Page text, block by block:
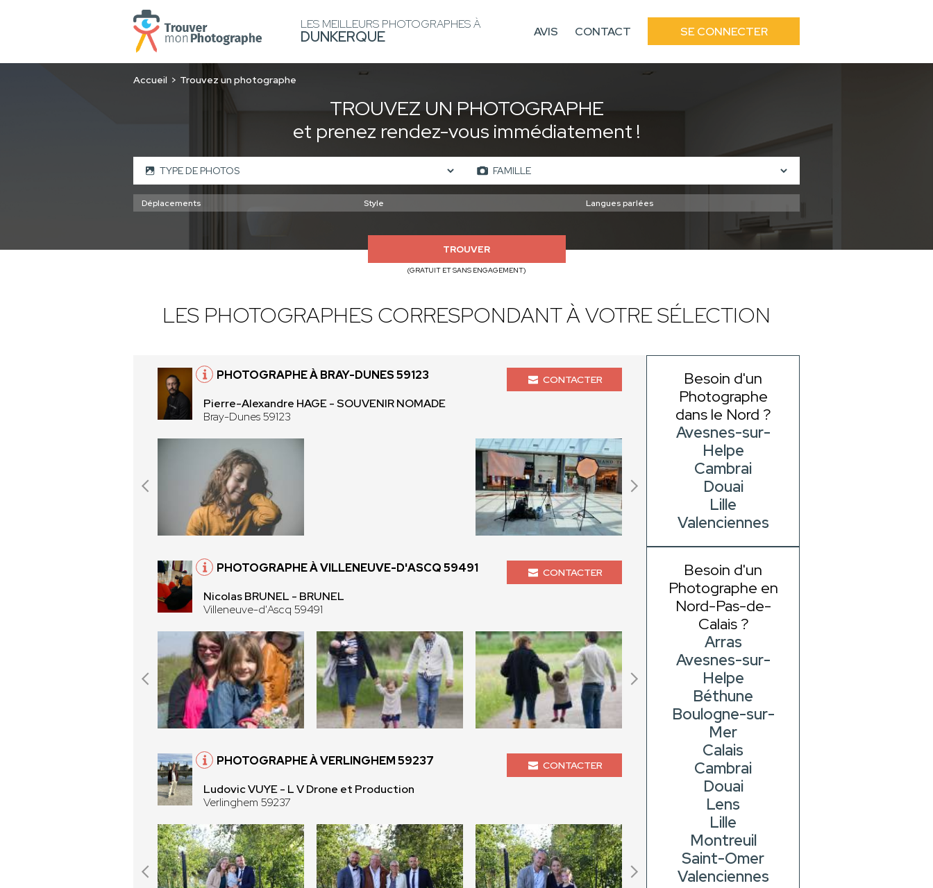
LES MEILLEURS PHOTOGRAPHES À
DUNKERQUE AVIS CONTACT SE CONNECTER
Accueil Trouvez un photographe
TROUVEZ UN PHOTOGRAPHE
et prenez rendez-vous immédiatement !
TROUVER
(GRATUIT ET SANS ENGAGEMENT)
LES PHOTOGRAPHES CORRESPONDANT À VOTRE SÉLECTION
PHOTOGRAPHE À BRAY-DUNES 59123
Pierre-Alexandre HAGE - SOUVENIR NOMADE
Bray-Dunes 59123
CONTACTER
PHOTOGRAPHE À VILLENEUVE-D'ASCQ 59491
Nicolas BRUNEL - BRUNEL
Villeneuve-d'Ascq 59491
CONTACTER
PHOTOGRAPHE À VERLINGHEM 59237
Ludovic VUYE - L V Drone et Production
Verlinghem 59237
CONTACTER
Besoin d'un
Photographe
dans le Nord ?
Avesnes-sur-
Helpe
Cambrai
Douai
Lille
Valenciennes
Besoin d'un
Photographe en
Nord-Pas-de-
Calais ?
Arras
Avesnes-sur-
Helpe
Béthune
Boulogne-sur-
Mer
Calais
Cambrai
Douai
Lens
Lille
Montreuil
Saint-Omer
Valenciennes